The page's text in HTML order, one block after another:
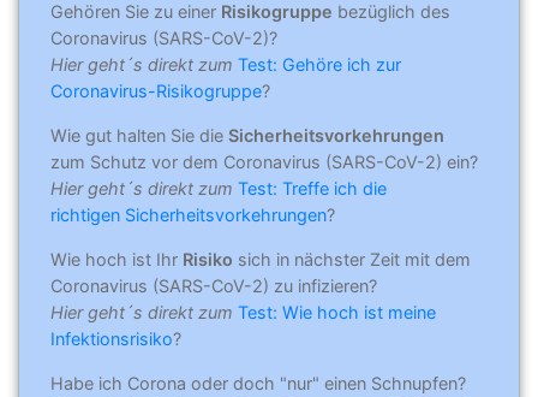
Gehören Sie zu einer Risikogruppe bezüglich des
Coronavirus (SARS-CoV-2)?
Hier geht´s direkt zum Test: Gehöre ich zur
Coronavirus-Risikogruppe?
Wie gut halten Sie die Sicherheitsvorkehrungen
zum Schutz vor dem Coronavirus (SARS-CoV-2) ein?
Hier geht´s direkt zum Test: Treffe ich die
richtigen Sicherheitsvorkehrungen?
Wie hoch ist Ihr Risiko sich in nächster Zeit mit dem
Coronavirus (SARS-CoV-2) zu infizieren?
Hier geht´s direkt zum Test: Wie hoch ist meine
Infektionsrisiko?
Habe ich Corona oder doch "nur" einen Schnupfen?